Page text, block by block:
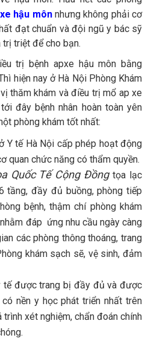
hậu mônnhưng không phải cơ
đạt chuẩn và đội ngũ y bác sỹ
triệt để cho bạn.
trị bệnh apxe hậu môn bằng
hiện nay ở Hà Nội Phòng Khám
thăm khám và điều trị mổ ap xe
đây bệnh nhân hoàn toàn yên
phòng khám tốt nhất:
Y tế Hà Nội cấp phép hoạt động
quan chức năng có thẩm quyền.
Quốc Tế Cộng Đồngtọa lạc
tầng, đầy đủ buồng, phòng tiếp
bệnh, thậm chí phòng khám
đáp ứng nhu cầu ngày càng
các phòng thông thoáng, trang
khám sạch sẽ, vệ sinh, đảm
tế được trang bị đầy đủ và được
nền y học phát triển nhất trên
xét nghiệm, chẩn đoán chính